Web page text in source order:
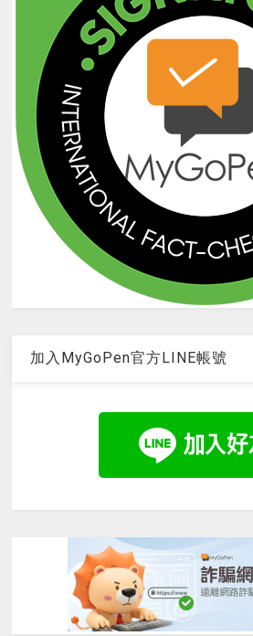
加入MyGoPen官方LINE帳號